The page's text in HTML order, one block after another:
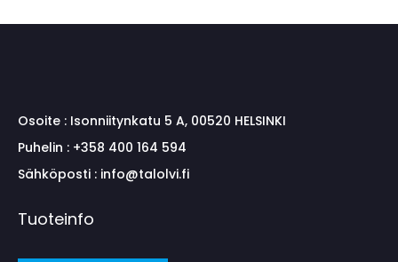
Osoite : Isonniitynkatu 5 A, 00520 HELSINKI
Puhelin : +358 400 164 594
Sähköposti : info@talolvi.fi
Tuoteinfo